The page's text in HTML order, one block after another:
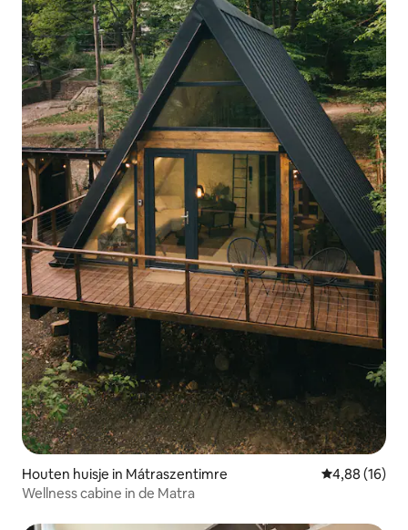
Houten huisje in Mátraszentimre Gemiddelde
4,88 (16)
Wellness cabine in de Matra